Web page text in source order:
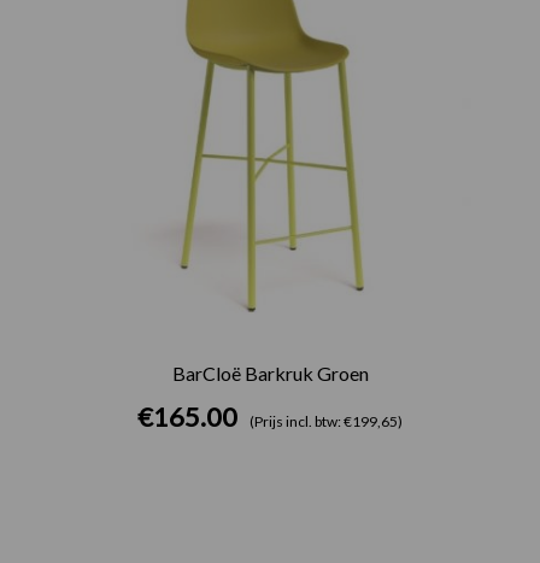
BarCloë Barkruk Groen
€165.00 (Prijs incl. btw: €199,65)